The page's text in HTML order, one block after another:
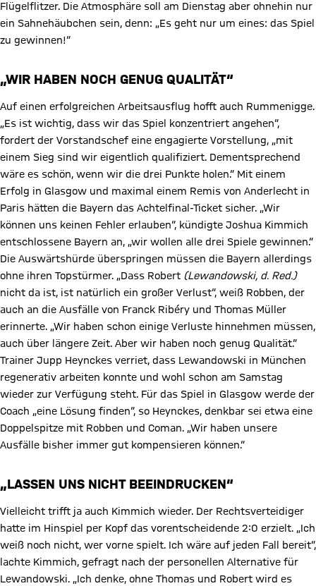
Flügelflitzer. Die Atmosphäre soll am Dienstag aber ohnehin nur
ein Sahnehäubchen sein, denn: „Es geht nur um eines: das Spiel
zu gewinnen!“
„WIR HABEN NOCH GENUG QUALITÄT“
Auf einen erfolgreichen Arbeitsausflug hofft auch Rummenigge.
„Es ist wichtig, dass wir das Spiel konzentriert angehen“,
fordert der Vorstandschef eine engagierte Vorstellung, „mit
einem Sieg sind wir eigentlich qualifiziert. Dementsprechend
wäre es schön, wenn wir die drei Punkte holen.“ Mit einem
Erfolg in Glasgow und maximal einem Remis von Anderlecht in
Paris hätten die Bayern das Achtelfinal-Ticket sicher. „Wir
können uns keinen Fehler erlauben“, kündigte Joshua Kimmich
entschlossene Bayern an, „wir wollen alle drei Spiele gewinnen.“
Die Auswärtshürde überspringen müssen die Bayern allerdings
ohne ihren Topstürmer. „Dass Robert (Lewandowski, d. Red.)
nicht da ist, ist natürlich ein großer Verlust“, weiß Robben, der
auch an die Ausfälle von Franck Ribéry und Thomas Müller
erinnerte. „Wir haben schon einige Verluste hinnehmen müssen,
auch über längere Zeit. Aber wir haben noch genug Qualität.“
Trainer Jupp Heynckes verriet, dass Lewandowski in München
regenerativ arbeiten konnte und wohl schon am Samstag
wieder zur Verfügung steht. Für das Spiel in Glasgow werde der
Coach „eine Lösung finden“, so Heynckes, denkbar sei etwa eine
Doppelspitze mit Robben und Coman. „Wir haben unsere
Ausfälle bisher immer gut kompensieren können.“
„LASSEN UNS NICHT BEEINDRUCKEN“
Vielleicht trifft ja auch Kimmich wieder. Der Rechtsverteidiger
hatte im Hinspiel per Kopf das vorentscheidende 2:0 erzielt. „Ich
weiß noch nicht, wer vorne spielt. Ich wäre auf jeden Fall bereit“,
lachte Kimmich, gefragt nach der personellen Alternative für
Lewandowski. „Ich denke, ohne Thomas und Robert wird es